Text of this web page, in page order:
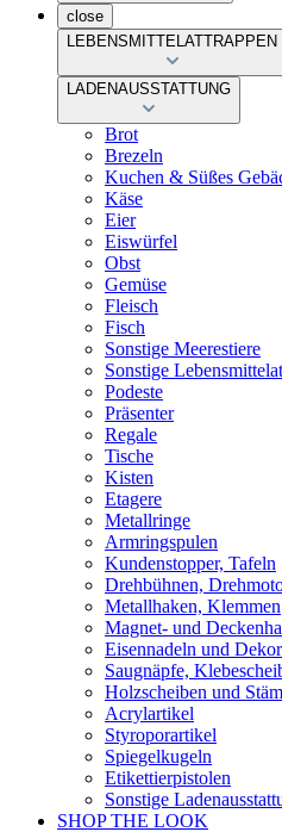
close
LEBENSMITTELATTRAPPEN
LADENAUSSTATTUNG
Brot
Brezeln
Kuchen & Süßes
Käse
Eier
Eiswürfel
Obst
Gemüse
Fleisch
Fisch
Sonstige Meerestiere
Sonstige
Podeste
Präsenter
Regale
Tische
Kisten
Etagere
Metallringe
Armringspulen
Kundenstopper, Tafeln
Drehbühnen,
Metallhaken, Klemmen
Magnet- und
Eisennadeln und
Saugnäpfe,
Holzscheiben und
Acrylartikel
Styroporartikel
Spiegelkugeln
Etikettierpistolen
Sonstige
SHOP THE LOOK